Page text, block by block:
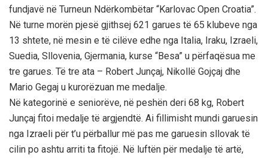
fundjavë në Turneun Ndërkombëtar “Karlovac Open Croatia”.
Në turne morën pjesë gjithsej 621 garues të 65 klubeve nga
13 shtete, në mesin e të cilëve edhe nga Italia, Iraku, Izraeli,
Suedia, Sllovenia, Gjermania, kurse “Besa” u përfaqësua me
tre garues. Të tre ata – Robert Junçaj, Nikollë Gojçaj dhe
Mario Gegaj u kurorëzuan me medalje.
Në kategorinë e seniorëve, në peshën deri 68 kg, Robert
Junçaj fitoi medalje të argjendtë. Ai fillimisht mundi garuesin
nga Izraeli për t’u përballur më pas me garuesin sllovak të
cilin po ashtu arriti ta fitojë. Në luftën për medalje të artë,